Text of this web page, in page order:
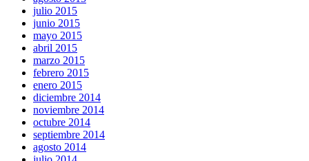
julio 2015
junio 2015
mayo 2015
abril 2015
marzo 2015
febrero 2015
enero 2015
diciembre 2014
noviembre 2014
octubre 2014
septiembre 2014
agosto 2014